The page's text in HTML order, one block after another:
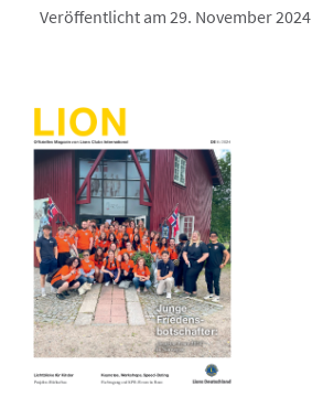
Veröffentlicht am 29. November 2024